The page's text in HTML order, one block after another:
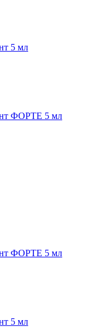
5 мл
ФОРТЕ 5 мл
ФОРТЕ 5 мл
5 мл